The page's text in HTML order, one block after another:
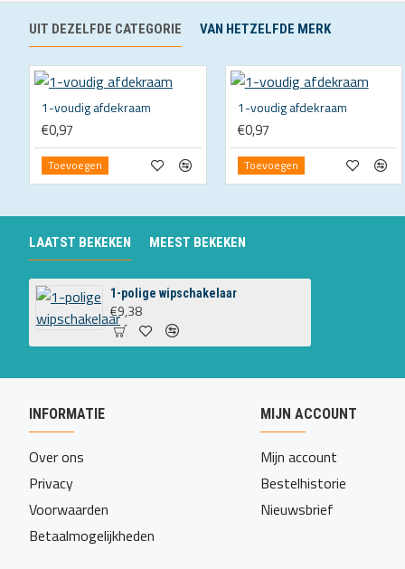
UIT DEZELFDE CATEGORIE VAN HETZELFDE MERK
1-voudig afdekraam
€0,97
Toevoegen
1-voudig afdekraam
€0,97
Toevoegen
LAATST BEKEKEN MEEST BEKEKEN
1-polige wipschakelaar
€9,38
INFORMATIE
Over ons
Privacy
Voorwaarden
Betaalmogelijkheden
MIJN ACCOUNT
Mijn account
Bestelhistorie
Nieuwsbrief